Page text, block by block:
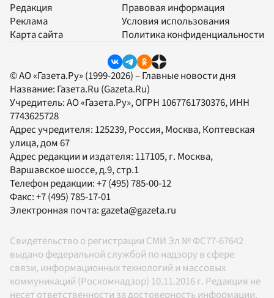
Редакция
Реклама
Карта сайта
Правовая информация
Условия использования
Политика конфиденциальности
© АО «Газета.Ру» (1999-2026) – Главные новости дня
Название: Газета.Ru (Gazeta.Ru)
Учредитель:АО «Газета.Ру», ОГРН 1067761730376, ИНН
7743625728
Адрес учредителя: 125239, Россия, Москва, Коптевская
улица, дом 67
Адрес редакции и издателя: 117105, г. Москва,
Варшавское шоссе, д.9, стр.1
Телефон редакции:+7 (495) 785-00-12
Факс:+7 (495) 785-17-01
Электронная почта: gazeta@gazeta.ru
Свидетельство о регистрации СМИ Эл № ФС77-67642
выдано федеральной службой по надзору в сфере
связи, информационных технологий и массовых
коммуникаций (Роскомнадзор) 10.11.2016 г. Редакция не